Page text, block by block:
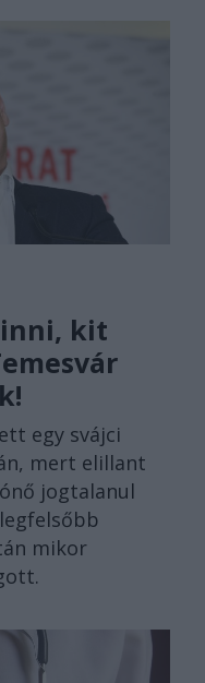
kit
egy svájci
mert elillant
jogtalanul
mikor